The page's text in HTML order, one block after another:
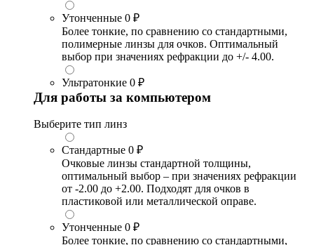
Утонченные 0 ₽
Более тонкие, по сравнению со стандартными,
полимерные линзы для очков. Оптимальный
выбор при значениях рефракции до +/- 4.00.
Ультратонкие 0 ₽
Для работы за компьютером
Выберите тип линз
Стандартные 0 ₽
Очковые линзы стандартной толщины,
оптимальный выбор – при значениях рефракции
от -2.00 до +2.00. Подходят для очков в
пластиковой или металлической оправе.
Утонченные 0 ₽
Более тонкие, по сравнению со стандартными,